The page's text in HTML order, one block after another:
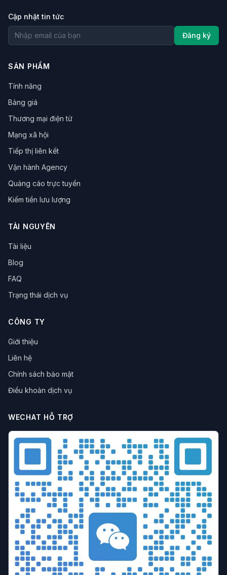
Cập nhật tin tức
Đăng ký
SẢN PHẨM
Tính năng
Bảng giá
Thương mại điện tử
Mạng xã hội
Tiếp thị liên kết
Vận hành Agency
Quảng cáo trực tuyến
Kiếm tiền lưu lượng
TÀI NGUYÊN
Tài liệu
Blog
FAQ
Trạng thái dịch vụ
CÔNG TY
Giới thiệu
Liên hệ
Chính sách bảo mật
Điều khoản dịch vụ
WECHAT HỖ TRỢ